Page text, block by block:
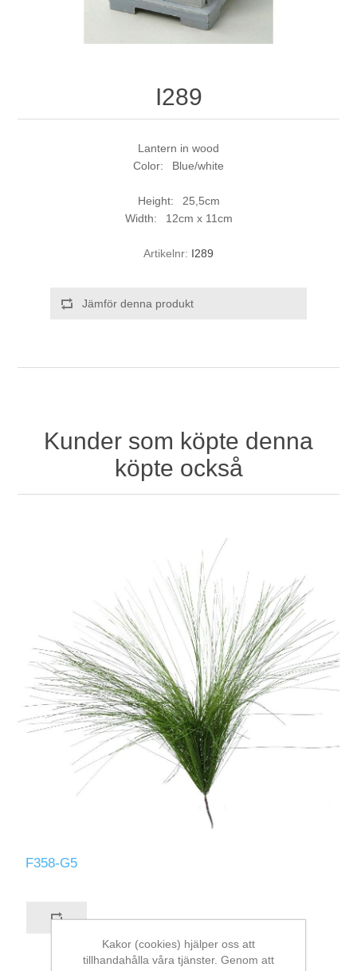
I289
Lantern in wood
Color: Blue/white
Height: 25,5cm
Width: 12cm x 11cm
Artikelnr: I289
Jämför denna produkt
Kunder som köpte denna
köpte också
F358-G5
Kakor (cookies) hjälper oss att
tillhandahålla våra tjänster. Genom att